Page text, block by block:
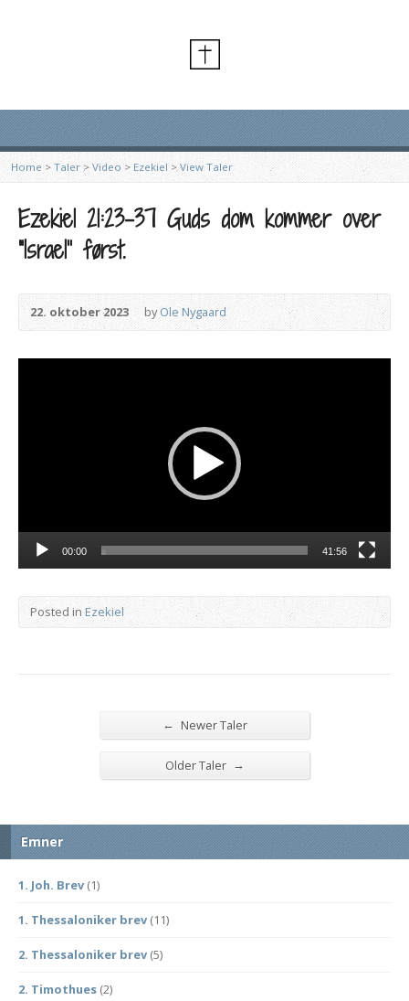
Home > Taler>Video > Ezekiel>View Taler
Ezekiel 21:23-37 Guds dom kommer over
“Israel” først.
22. oktober 2023 byOle Nygaard
00:00 41:56
Posted in Ezekiel
← Newer Taler
Older Taler →
Emner
1. Joh. Brev (1)
1. Thessaloniker brev (11)
2. Thessaloniker brev (5)
2. Timothues (2)